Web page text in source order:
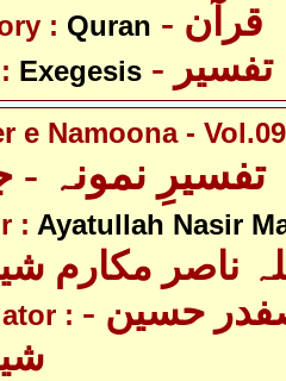
: Quran - قرآن
Exegesis - تفسیر
e Namoona - Vol.09
تفسیرِ نمونہ -
: Ayatullah Nasir
ناصر مکارم
: - مولانا سید صفدر حسین